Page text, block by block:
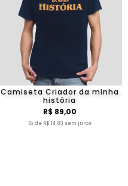
Camiseta Criador da minha
história
R$ 89,00
6x de R$ 14,83 sem juros